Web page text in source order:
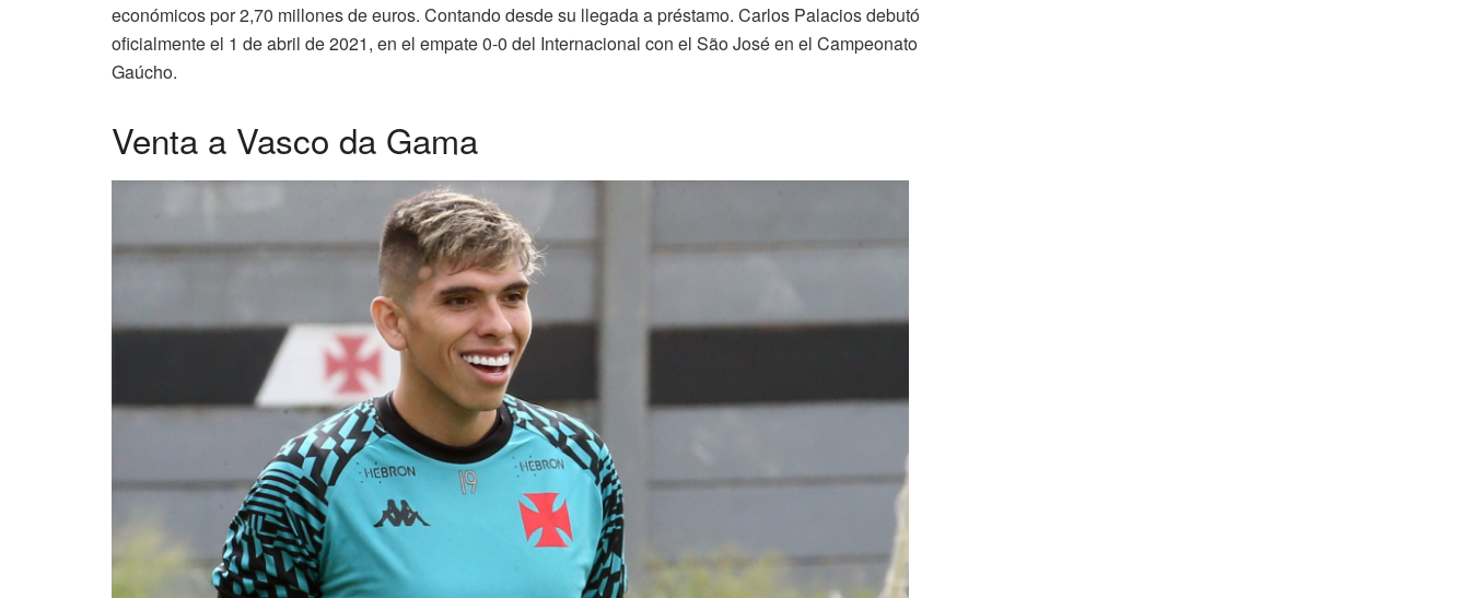
económicos por 2,70 millones de euros. Contando desde su llegada a préstamo. Carlos Palacios debutó
oficialmente el 1 de abril de 2021, en el empate 0-0 del Internacional con el São José en el Campeonato
Gaúcho.
Venta a Vasco da Gama